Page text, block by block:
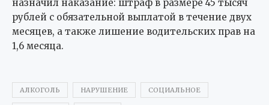
назначил наказание: штраф в размере 45 тысяч
рублей с обязательной выплатой в течение двух
месяцев, а также лишение водительских прав на
1,6 месяца.
АЛКОГОЛЬ НАРУШЕНИЕ СОЦИАЛЬНОЕ